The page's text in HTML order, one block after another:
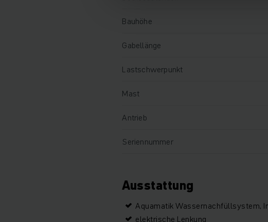
Bauhöhe
Gabellänge
Lastschwerpunkt
Mast
Antrieb
Seriennummer
Ausstattung
Aquamatik Wassernachfüllsystem,
elektrische Lenkung